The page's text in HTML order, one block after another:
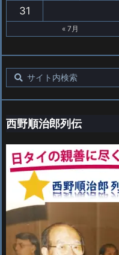
31
« 7月
西野順治郎列伝